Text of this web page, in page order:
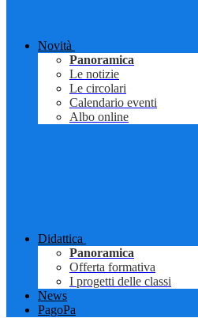
Novità
Panoramica
Le notizie
Le circolari
Calendario eventi
Albo online
Didattica
Panoramica
Offerta formativa
I progetti delle classi
News
PagoPa